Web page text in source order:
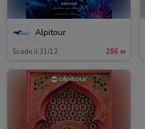
Alpitour
Scade il 31/12 286 m